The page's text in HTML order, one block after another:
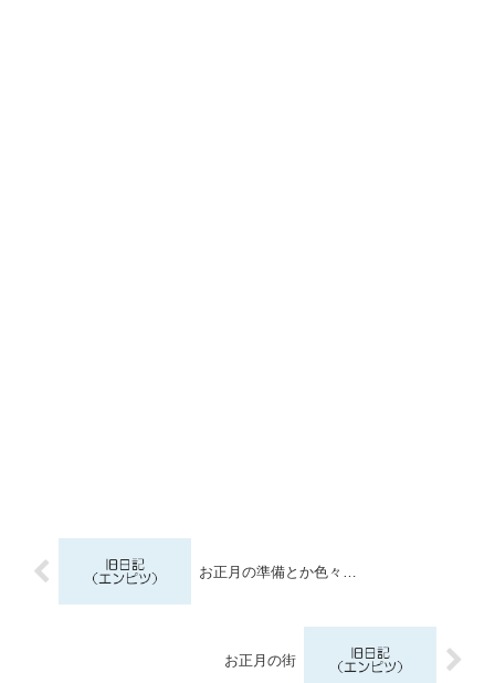
お正月の準備とか色々…
お正月の街